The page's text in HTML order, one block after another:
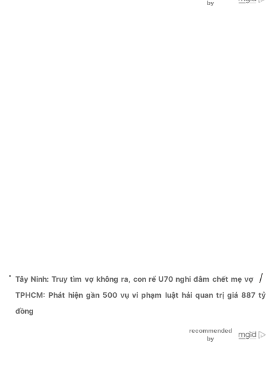
Tây Ninh: Truy tìm vợ không ra, con rể U70 nghi đâm chết mẹ vợ /
TPHCM: Phát hiện gần 500 vụ vi phạm luật hải quan trị giá 887 tỷ
đồng